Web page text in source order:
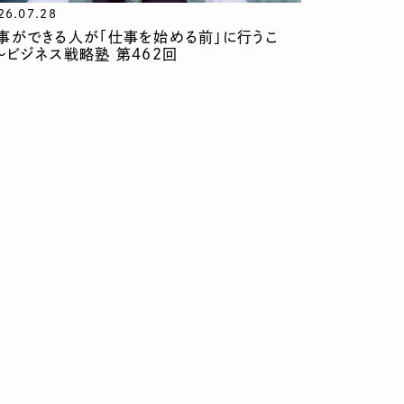
ができる人が「仕事を始める前」に行うこ
ビジネス戦略塾 第462回